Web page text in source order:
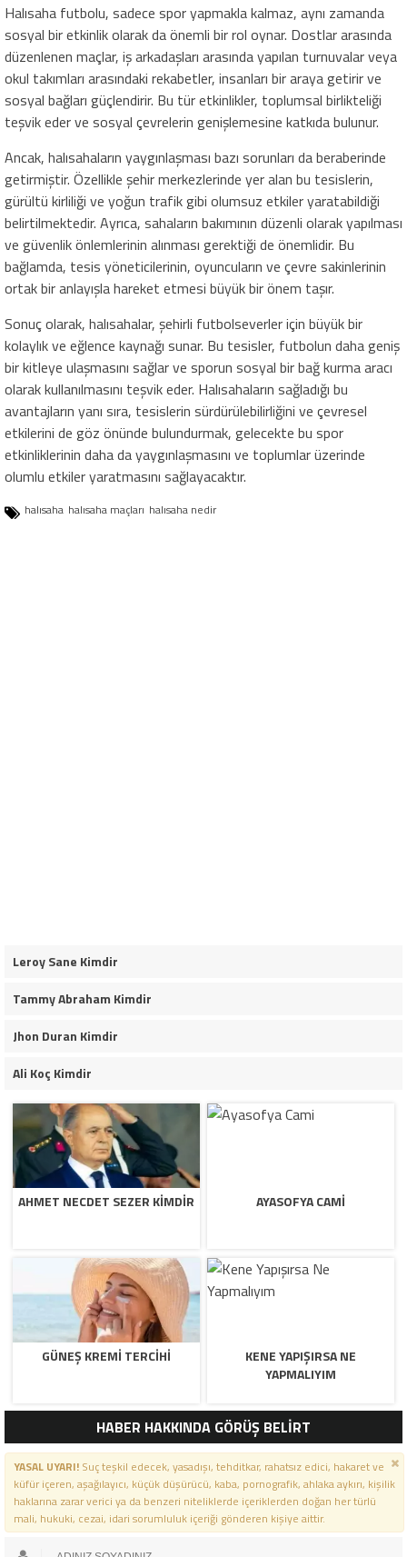
Halısaha futbolu, sadece spor yapmakla kalmaz, aynı zamanda
sosyal bir etkinlik olarak da önemli bir rol oynar. Dostlar arasında
düzenlenen maçlar, iş arkadaşları arasında yapılan turnuvalar veya
okul takımları arasındaki rekabetler, insanları bir araya getirir ve
sosyal bağları güçlendirir. Bu tür etkinlikler, toplumsal birlikteliği
teşvik eder ve sosyal çevrelerin genişlemesine katkıda bulunur.
Ancak, halısahaların yaygınlaşması bazı sorunları da beraberinde
getirmiştir. Özellikle şehir merkezlerinde yer alan bu tesislerin,
gürültü kirliliği ve yoğun trafik gibi olumsuz etkiler yaratabildiği
belirtilmektedir. Ayrıca, sahaların bakımının düzenli olarak yapılması
ve güvenlik önlemlerinin alınması gerektiği de önemlidir. Bu
bağlamda, tesis yöneticilerinin, oyuncuların ve çevre sakinlerinin
ortak bir anlayışla hareket etmesi büyük bir önem taşır.
Sonuç olarak, halısahalar, şehirli futbolseverler için büyük bir
kolaylık ve eğlence kaynağı sunar. Bu tesisler, futbolun daha geniş
bir kitleye ulaşmasını sağlar ve sporun sosyal bir bağ kurma aracı
olarak kullanılmasını teşvik eder. Halısahaların sağladığı bu
avantajların yanı sıra, tesislerin sürdürülebilirliğini ve çevresel
etkilerini de göz önünde bulundurmak, gelecekte bu spor
etkinliklerinin daha da yaygınlaşmasını ve toplumlar üzerinde
olumlu etkiler yaratmasını sağlayacaktır.
halısaha halısaha maçları halısaha nedir
Leroy Sane Kimdir
Tammy Abraham Kimdir
Jhon Duran Kimdir
Ali Koç Kimdir
AHMET NECDET SEZER KIMDIR AYASOFYA CAMI
GÜNEŞ KREMI TERCIHI
KENE YAPIŞIRSA NE
YAPMALIYIM
HABER HAKKINDA GÖRÜŞ BELİRT
YASAL UYARI!Suç teşkil edecek, yasadışı, tehditkar, rahatsız edici, hakaret ve
küfür içeren, aşağılayıcı, küçük düşürücü, kaba, pornografik, ahlaka aykırı, kişilik
haklarına zarar verici ya da benzeri niteliklerde içeriklerden doğan her türlü
mali, hukuki, cezai, idari sorumluluk içeriği gönderen kişiye aittir.